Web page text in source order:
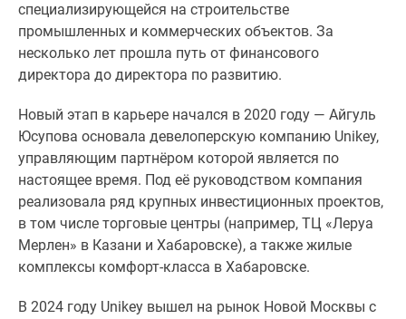
комнатные
комнатные
карте
Ипотечный
калькулятор
Семейная
ипотека
Военная
ипотека
специализирующейся на строительстве
промышленных и коммерческих объектов. За
несколько лет прошла путь от финансового
директора до директора по развитию.
Новый этап в карьере начался в 2020 году — Айгуль
Юсупова основала девелоперскую компанию Unikey,
управляющим партнёром которой является по
настоящее время. Под её руководством компания
реализовала ряд крупных инвестиционных проектов,
в том числе торговые центры (например, ТЦ «Леруа
Мерлен» в Казани и Хабаровске), а также жилые
комплексы комфорт-класса в Хабаровске.
В 2024 году Unikey вышел на рынок Новой Москвы с